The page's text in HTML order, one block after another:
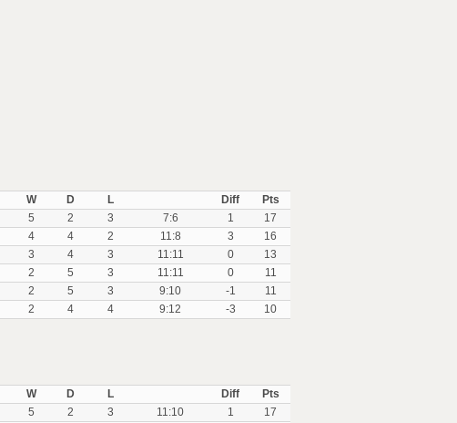
W D L Diff
Pts
5 2 3 7:6 1
17
4 4 2 11:8 3
16
3 4 3 11:11 0
13
2 5 3 11:11 0
11
2 5 3 9:10 -1
11
2 4 4 9:12 -3 10
W D L Diff
Pts
5 2 3 11:10 1
17